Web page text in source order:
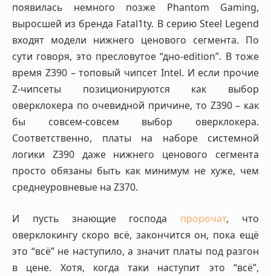
появилась немного позже Phantom Gaming,
выросшей из бренда Fatal1ty. В серию Steel Legend
входят модели нижнего ценового сегмента. По
сути говоря, это пресловутое “дно-edition”. В тоже
время Z390 – топовый чипсет Intel. И если прочие
Z-чипсеты позиционируются как выбор
оверклокера по очевидной причине, то Z390 – как
бы совсем-совсем выбор оверклокера.
Соответственно, платы на наборе системной
логики Z390 даже нижнего ценового сегмента
просто обязаны быть как минимум не хуже, чем
среднеуровневые на Z370.
И пусть знающие господа пророчат, что
оверклокингу скоро всё, закончится он, пока ещё
это “всё” не наступило, а значит платы под разгон
в цене. Хотя, когда таки наступит это “всё”,